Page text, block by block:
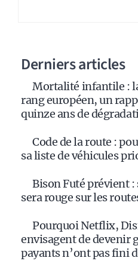
Derniers articles
Mortalité infantile :
rang européen, un
quinze ans de
Code de la route :
sa liste de véhicules
Bison Futé prévient
sera rouge sur les
Pourquoi Netflix,
envisagent de devenir
payants n’ont pas fini